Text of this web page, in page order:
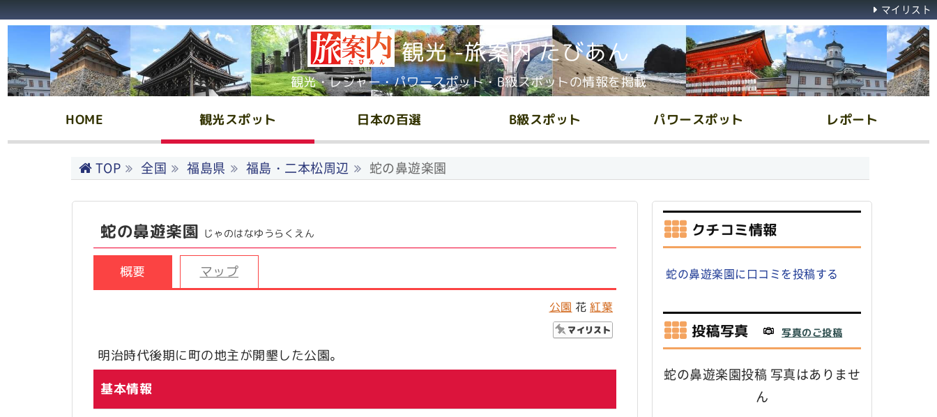
観光 -旅案内 たびあん
観光・レジャー・パワースポット・B級スポットの情報を掲載
HOME 観光スポット 日本の百選 B級スポット パワースポット レポート
マイリスト
TOP 全国 福島県 福島・二本松周辺 蛇の鼻遊楽園
蛇の鼻遊楽園 じゃのはなゆうらくえん
概要 マップ
公園 花 紅葉
明治時代後期に町の地主が開墾した公園。
基本情報
クチコミ情報
蛇の鼻遊楽園に口コミを投稿する
投稿写真 写真のご投稿
蛇の鼻遊楽園投稿 写真はありませ
ん